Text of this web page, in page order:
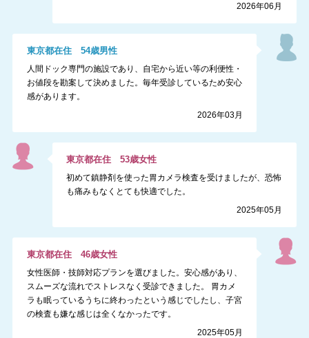
2026年06月
東京都在住 54歳男性
人間ドック専門の施設であり、自宅から近い等の利便性・
お値段を勘案して決めました。毎年受診しているため安心
感があります。
2026年03月
東京都在住53歳女性
初めて鎮静剤を使った胃カメラ検査を受けましたが、恐怖
も痛みもなくとても快適でした。
2025年05月
東京都在住 46歳女性
女性医師・技師対応プランを選びました。安心感があり、
スムーズな流れでストレスなく受診できました。 胃カメ
ラも眠っているうちに終わったという感じでしたし、子宮
の検査も嫌な感じは全くなかったです。
2025年05月